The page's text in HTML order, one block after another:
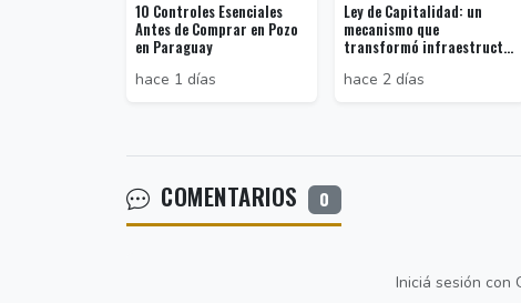
10 Controles Esenciales
Antes de Comprar en Pozo
en Paraguay
hace 1 días
Ley de Capitalidad: un
mecanismo que
transformó infraestruct...
hace 2 días
COMENTARIOS 0
Iniciá sesión con